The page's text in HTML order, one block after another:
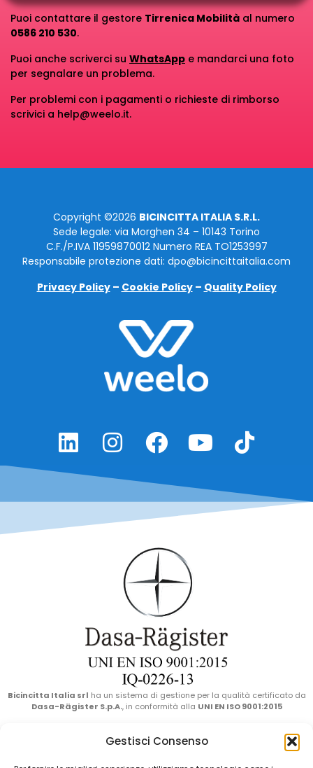
Gestisci Consenso
Puoi contattare il gestore Tirrenica Mobilità al numero
0586 210 530.
Puoi anche scriverci su WhatsApp e mandarci una foto
per segnalare un problema.
Per problemi con i pagamenti o richieste di rimborso
scrivici a help@weelo.it.
Copyright ©2026 BICINCITTA ITALIA S.R.L.
Sede legale: via Morghen 34 – 10143 Torino
C.F./P.IVA 11959870012 Numero REA TO1253997
Responsabile protezione dati: dpo@bicincittaitalia.com
Privacy Policy– Cookie Policy– Quality Policy
Bicincitta Italia srl ha un sistema di gestione per la qualità certificato da
Dasa-Rägister S.p.A., in conformità alla UNI EN ISO 9001:2015
Dasa-Rägister S.p.A., in compliance withUNI EN ISO 9001:2015